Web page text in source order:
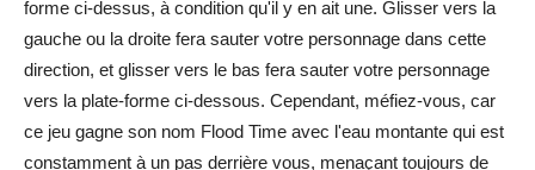
forme ci-dessus, à condition qu'il y en ait une. Glisser vers la
gauche ou la droite fera sauter votre personnage dans cette
direction, et glisser vers le bas fera sauter votre personnage
vers la plate-forme ci-dessous. Cependant, méfiez-vous, car
ce jeu gagne son nom Flood Time avec l'eau montante qui est
constamment à un pas derrière vous, menaçant toujours de